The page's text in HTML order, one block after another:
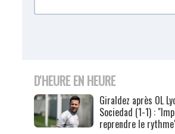
D'HEURE EN HEURE
Giraldez après OL
Sociedad (1-1) :
reprendre le